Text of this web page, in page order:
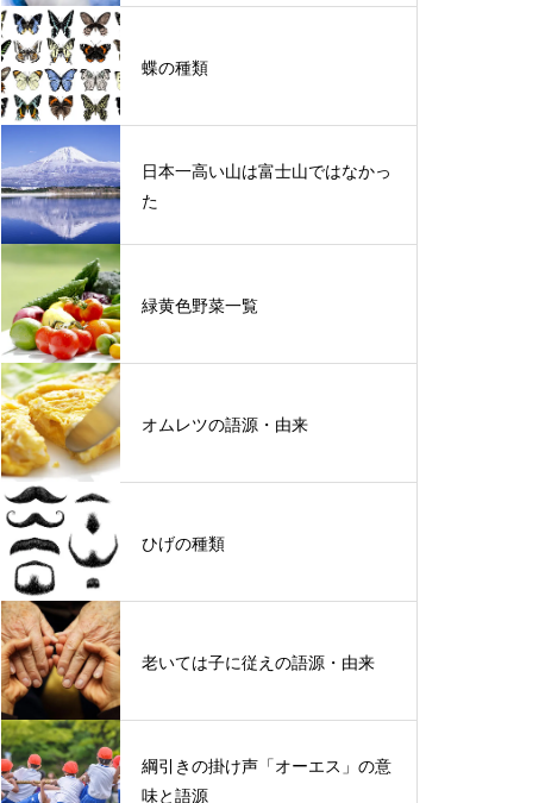
蝶の種類
日本一高い山は富士山ではなかっ
た
緑黄色野菜一覧
オムレツの語源・由来
ひげの種類
老いては子に従えの語源・由来
綱引きの掛け声「オーエス」の意
味と語源